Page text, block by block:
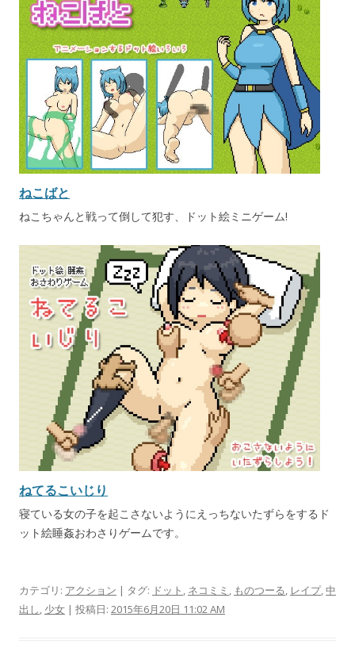
ねこばと
ねこちゃんと戦って倒して犯す、ドット絵ミニゲーム!
ねてるこいじり
寝ている女の子を起こさないようにえっちないたずらをするド
ット絵睡姦おわさりゲームです。
カテゴリ: アクション | タグ: ドット , ネコミミ , ものつーる, レイプ,中
出し, 少女 | 投稿日: 2015年6月20日 11:02 AM